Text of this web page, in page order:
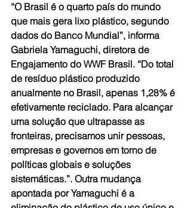
“O Brasil é o quarto país do mundo
que mais gera lixo plástico, segundo
dados do Banco Mundial”, informa
Gabriela Yamaguchi, diretora de
Engajamento do WWF Brasil. “Do total
de resíduo plástico produzido
anualmente no Brasil, apenas 1,28% é
efetivamente reciclado. Para alcançar
uma solução que ultrapasse as
fronteiras, precisamos unir pessoas,
empresas e governos em torno de
políticas globais e soluções
sistemáticas.”. Outra mudança
apontada por Yamaguchi é a